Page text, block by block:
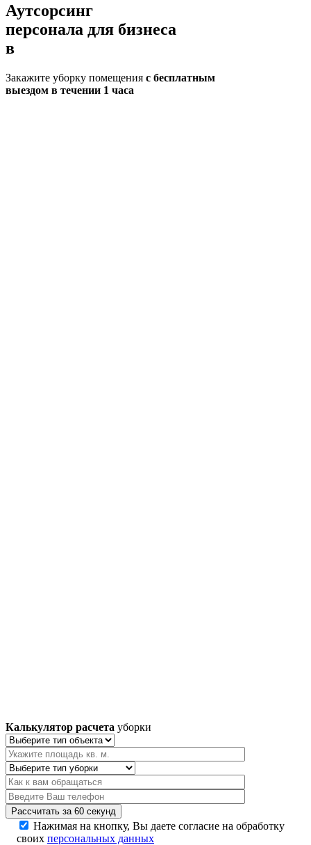
Аутсорсинг
персонала для бизнеса
в
Закажите уборку помещения с бесплатным
выездом в течении 1 часа
Калькулятор расчета уборки
Рассчитать за 60 секунд
Нажимая на кнопку, Вы даете согласие на обработку
своих персональных данных